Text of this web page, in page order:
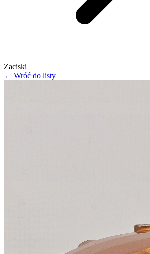
Zaciski
← Wróć do listy